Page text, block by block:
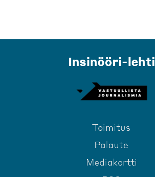
Insinööri-lehti
Toimitus
Palaute
Mediakortti